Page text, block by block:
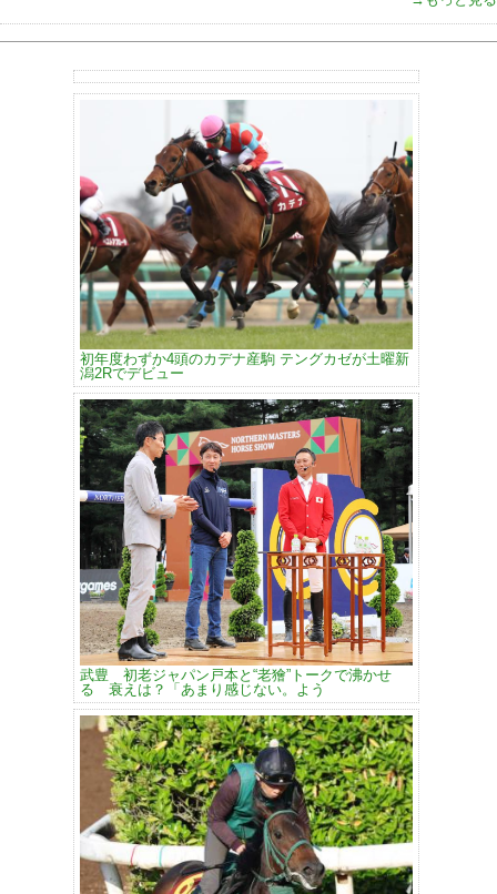
初年度わずか4頭のカデナ産駒 テングカゼが土曜新
潟2Rでデビュー
武豊 初老ジャパン戸本と“老獪”トークで沸かせ
る 衰えは？「あまり感じない。よう